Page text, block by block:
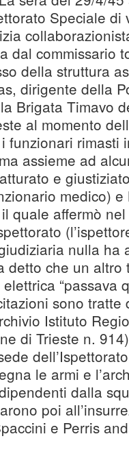
Speciale
dal commissario
della struttura
dirigente della
Brigata Timavo
al momento
funzionari rimasti
assieme ad
e
medico)
quale affermò
nulla ha
detto che un
“passava
sono
Istituto
di Trieste n.
le armi e
dalla
poi
e Perris